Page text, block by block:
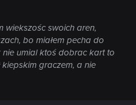
wiekszośc swoich aren,
bo miałem pecha do
umial ktoś dobrac kart to
kiepskim graczem, a nie